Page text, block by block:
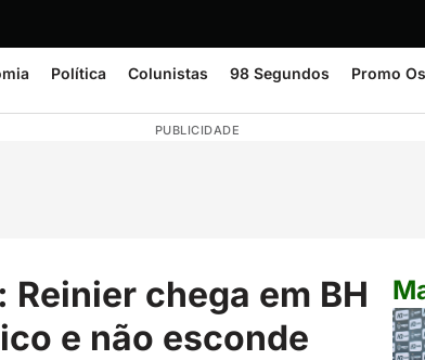
Política Colunistas 98 Segundos Promo
PUBLICIDADE
Reinier chega em BH
e não esconde